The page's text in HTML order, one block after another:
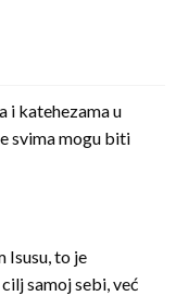
i katehezama u
svima mogu biti
Isusu, to je
samoj sebi, već